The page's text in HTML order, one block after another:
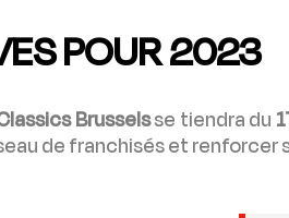
POUR 2023
Brusselsse tiendra du
de franchisés et renforcer